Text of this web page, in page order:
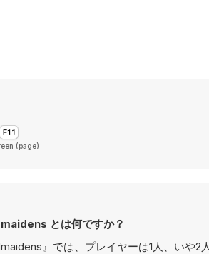
(page)
とは何ですか？
』では、プレイヤーは1人、いや